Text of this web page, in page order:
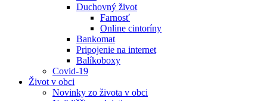
Duchovný život
Farnosť
Online cintoríny
Bankomat
Pripojenie na internet
Balíkoboxy
Covid-19
Život v obci
Novinky zo života v obci